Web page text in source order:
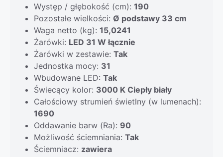
Występ / głębokość (cm): 190
Pozostałe wielkości: Ø podstawy 33 cm
Waga netto (kg): 15,0241
Żarówki: LED 31 W łącznie
Żarówki w zestawie: Tak
Jednostka mocy: 31
Wbudowane LED: Tak
Świecący kolor: 3000 K Ciepły biały
Całościowy strumień świetlny (w lumenach):
1690
Oddawanie barw (Ra): 90
Możliwość ściemniania: Tak
Ściemniacz: zawiera